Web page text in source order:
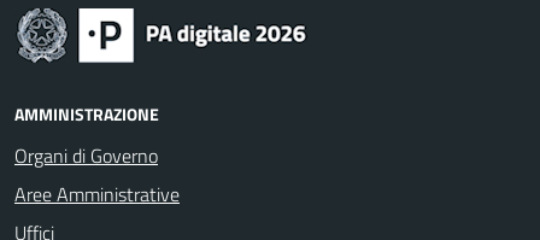
AMMINISTRAZIONE
Organi di Governo
Aree Amministrative
Uffici